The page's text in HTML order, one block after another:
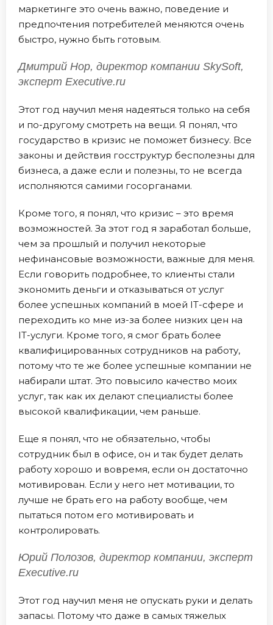
маркетинге это очень важно, поведение и
предпочтения потребителей меняются очень
быстро, нужно быть готовым.
Дмитрий Нор, директор компании SkySoft,
эксперт Executive.ru
Этот год научил меня надеяться только на себя
и по-другому смотреть на вещи. Я понял, что
государство в кризис не поможет бизнесу. Все
законы и действия госструктур бесполезны для
бизнеса, а даже если и полезны, то не всегда
исполняются самими госорганами.
Кроме того, я понял, что кризис – это время
возможностей. За этот год я заработал больше,
чем за прошлый и получил некоторые
нефинансовые возможности, важные для меня.
Если говорить подробнее, то клиенты стали
экономить деньги и отказываться от услуг
более успешных компаний в моей IT-сфере и
переходить ко мне из-за более низких цен на
IT-услуги. Кроме того, я смог брать более
квалифицированных сотрудников на работу,
потому что те же более успешные компании не
набирали штат. Это повысило качество моих
услуг, так как их делают специалисты более
высокой квалификации, чем раньше.
Еще я понял, что не обязательно, чтобы
сотрудник был в офисе, он и так будет делать
работу хорошо и вовремя, если он достаточно
мотивирован. Если у него нет мотивации, то
лучше не брать его на работу вообще, чем
пытаться потом его мотивировать и
контролировать.
Юрий Полозов, директор компании, эксперт
Executive.ru
Этот год научил меня не опускать руки и делать
запасы. Потому что даже в самых тяжелых